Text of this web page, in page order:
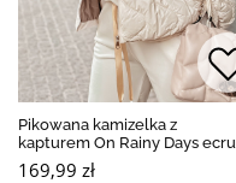
Pikowana kamizelka z
kapturem On Rainy Days ecru
169,99 zł